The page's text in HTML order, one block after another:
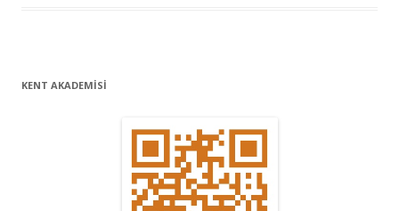
KENT AKADEMİSİ